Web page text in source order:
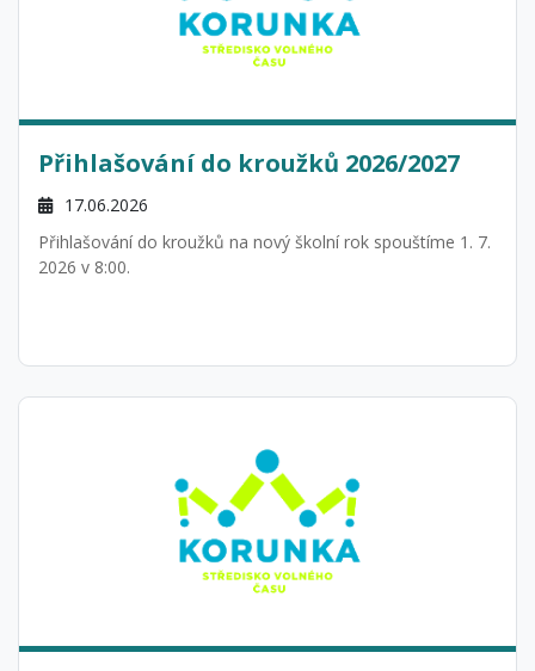
Přihlašování do kroužků 2026/2027
17.06.2026
Přihlašování do kroužků na nový školní rok spouštíme 1. 7.
2026 v 8:00.